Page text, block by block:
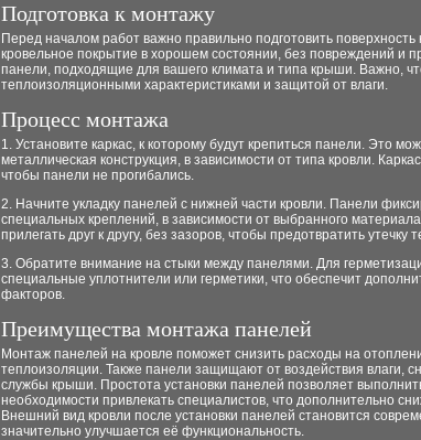
Подготовка к монтажу
Перед началом работ важно правильно подготовить поверхность
кровельное покрытие в хорошем состоянии, без повреждений и
панели, подходящие для вашего климата и типа крыши. Важно,
теплоизоляционными характеристиками и защитой от влаги.
Процесс монтажа
1. Установите каркас, к которому будут крепиться панели. Это
металлическая конструкция, в зависимости от типа кровли.
чтобы панели не прогибались.
2. Начните укладку панелей с нижней части кровли. Панели
специальных креплений, в зависимости от выбранного
прилегать друг к другу, без зазоров, чтобы предотвратить утечку
3. Обратите внимание на стыки между панелями. Для
специальные уплотнители или герметики, что обеспечит
факторов.
Преимущества монтажа панелей
Монтаж панелей на кровле поможет снизить расходы на
теплоизоляции. Также панели защищают от воздействия влаги,
службы крыши. Простота установки панелей позволяет
необходимости привлекать специалистов, что дополнительно
Внешний вид кровли после установки панелей становится
значительно улучшается её функциональность.